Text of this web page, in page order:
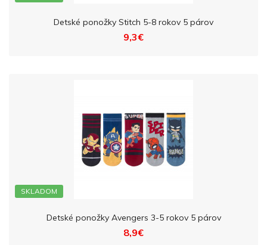
Detské ponožky Stitch 5-8 rokov 5 párov
9,3€
SKLADOM
Detské ponožky Avengers 3-5 rokov 5 párov
8,9€